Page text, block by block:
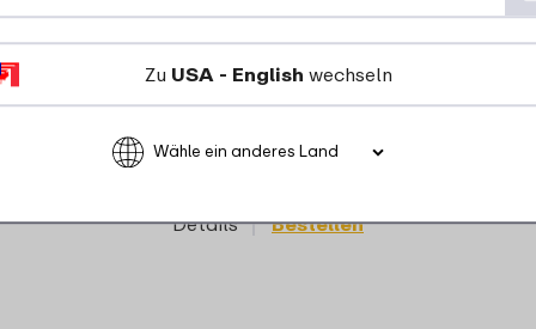
Lunchpot Ellipse - Nordic
1799
Details Bestellen
Zu USA - English wechseln